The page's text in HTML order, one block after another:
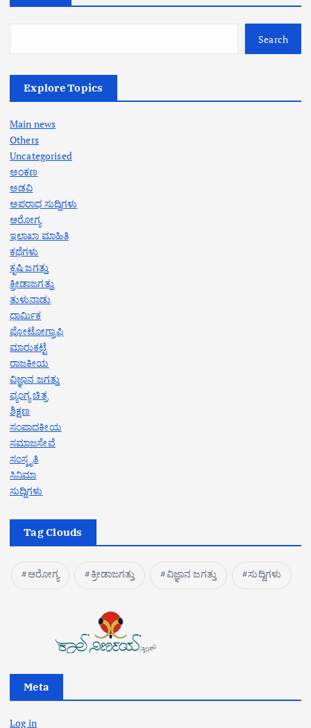
Search
Explore Topics
Main news
Others
Uncategorised
ಅಂಕಣ
ಅಡವಿ
ಅಪರಾಧ ಸುದ್ದಿಗಳು
ಆರೋಗ್ಯ
ಇಲಾಖಾ ಮಾಹಿತಿ
ಕಥೆಗಳು
ಕೃಷಿ ಜಗತ್ತು
ಕ್ರೀಡಾಜಗತ್ತು
ತುಳುನಾಡು
ಧಾರ್ಮಿಕ
ಪೋಟೋಗ್ರಾಫಿ
ಮಾರುಕಟ್ಟೆ
ರಾಜಕೀಯ
ವಿಜ್ಞಾನ ಜಗತ್ತು
ವ್ಯಂಗ್ಯ ಚಿತ್ರ
ಶಿಕ್ಷಣ
ಸಂಪಾದಕೀಯ
ಸಮಾಜಸೇವೆ
ಸಂಸ್ಕೃತಿ
ಸಿನಿಮಾ
ಸುದ್ದಿಗಳು
Tag Clouds
ಆರೋಗ್ಯ ಕ್ರೀಡಾಜಗತ್ತು ವಿಜ್ಞಾನ ಜಗತ್ತು ಸುದ್ದಿಗಳು
Meta
Log in